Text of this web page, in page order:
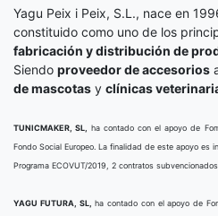
Yagu Peix i Peix, S.L., nace en
constituido como uno de los
fabricación y distribución de
Siendo proveedor de accesorios
de mascotas y clínicas
TUNICMAKER, SL,
ha contado con el apoyo de
Fondo Social Europeo. La finalidad de este apoyo es
Programa ECOVUT/2019, 2 contratos
YAGU FUTURA, SL,
ha contado con el apoyo de